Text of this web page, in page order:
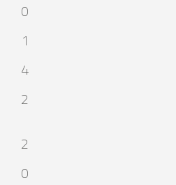
0
1
4
2
2
0